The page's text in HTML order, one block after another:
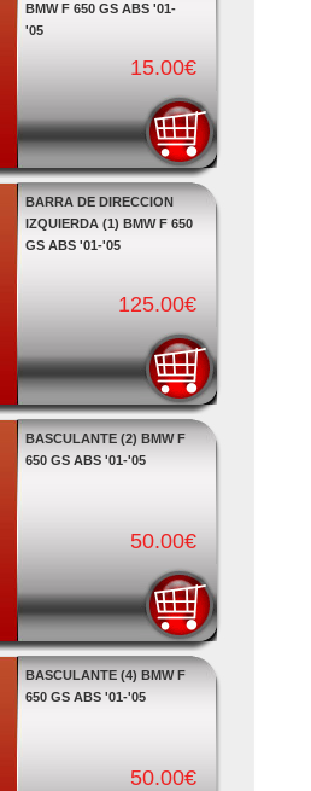
BMW F 650 GS ABS '01-
'05
15.00€
BARRA DE DIRECCION
IZQUIERDA (1) BMW F 650
GS ABS '01-'05
125.00€
BASCULANTE (2) BMW F
650 GS ABS '01-'05
50.00€
BASCULANTE (4) BMW F
650 GS ABS '01-'05
50.00€